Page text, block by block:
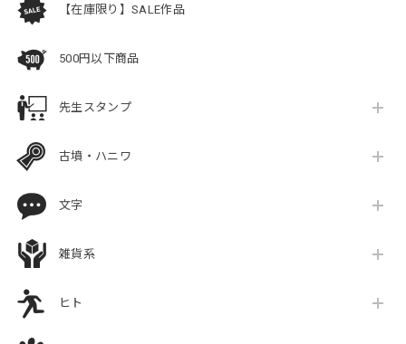
【在庫限り】SALE作品
500円以下商品
先生スタンプ
古墳・ハニワ
文字
雑貨系
ヒト